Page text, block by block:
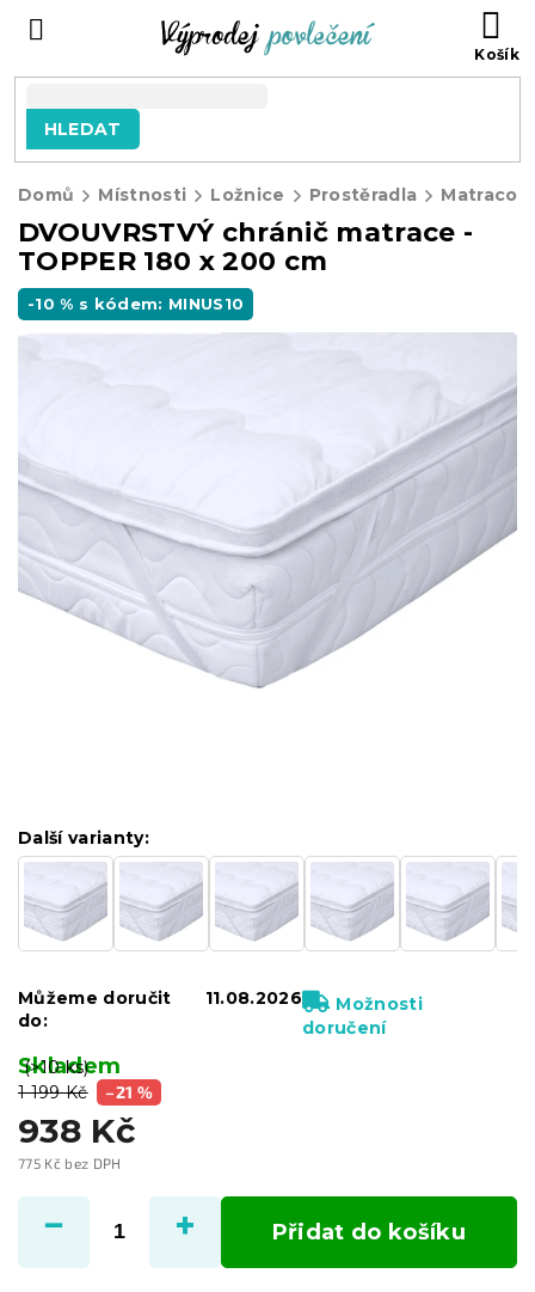
HLEDAT
Domů Místnosti Ložnice Prostěradla
DVOUVRSTVÝ chránič matrace -
TOPPER 180 x 200 cm
-10 % s kódem: MINUS10
1 199 Kč –21 %
938 Kč
775 Kč bez DPH
cena:
Skladem
(>10 ks)
Další varianty:
Můžeme doručit
do:
11.08.2026
Možnosti
doručení
Přidat do košíku